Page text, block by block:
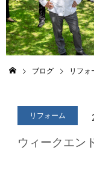
ブログ リフォ
リフォーム
ウィークエン